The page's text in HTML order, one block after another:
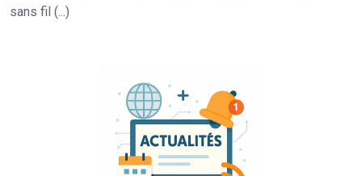
sans fil (...)